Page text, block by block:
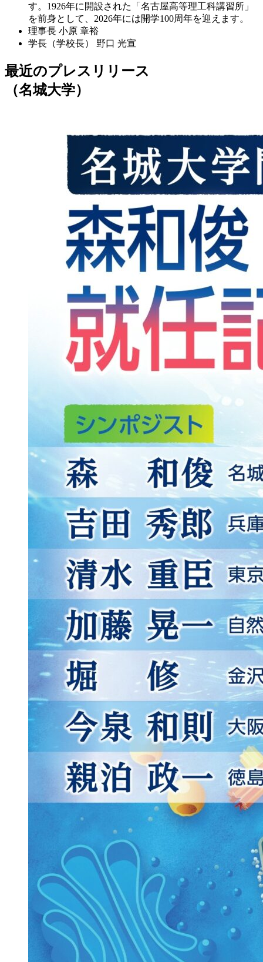
す。1926年に開設された「名古屋高等理工科講習所」
を前身として、2026年には開学100周年を迎えます。
理事長 小原 章裕
学長（学校長）
野口 光宣
最近のプレスリリース
（名城大学）